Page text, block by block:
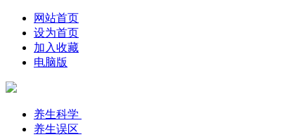
网站首页
设为首页
加入收藏
电脑版
养生科学
养生误区